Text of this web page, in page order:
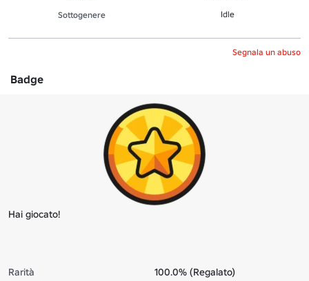
Sottogenere Idle
Segnala un abuso
Badge
Hai giocato!
Rarità
100.0% (Regalato)